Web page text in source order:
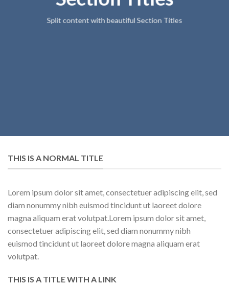
Split content with beautiful Section Titles
THIS IS A NORMAL TITLE
Lorem ipsum dolor sit amet, consectetuer adipiscing elit, sed
diam nonummy nibh euismod tincidunt ut laoreet dolore
magna aliquam erat volutpat.Lorem ipsum dolor sit amet,
consectetuer adipiscing elit, sed diam nonummy nibh
euismod tincidunt ut laoreet dolore magna aliquam erat
volutpat.
THIS IS A TITLE WITH A LINK